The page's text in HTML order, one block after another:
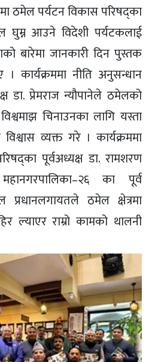
ठमेल पर्यटन विकास परिषद्का
घुम्न आउने विदेशी पर्यटकलाई
बारेमा जानकारी दिन पुस्तक
कार्यक्रममा नीति अनुसन्धान
डा. प्रेमराज न्यौपानेले ठमेलको
चिनाउनका लागि यस्ता
व्यक्त गरे । कार्यक्रममा
पूर्वअध्यक्ष डा. रामशरण
का पूर्व
प्रधानलगायतले ठमेल क्षेत्रमा
ल्याएर राम्रो कामको थालनी